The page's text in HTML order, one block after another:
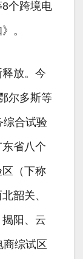
个跨境电
。
放。今
尔多斯等
综合试验
省八个
（下称
韶关、
阳、云
综试区